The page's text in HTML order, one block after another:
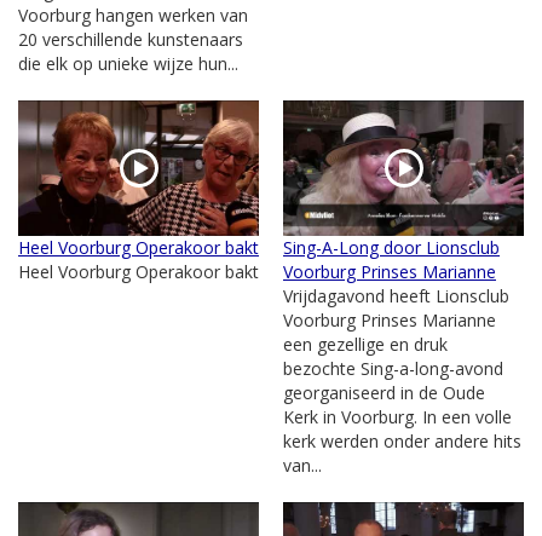
Voorburg hangen werken van
20 verschillende kunstenaars
die elk op unieke wijze hun...
Heel Voorburg Operakoor bakt
Heel Voorburg Operakoor bakt
Sing-A-Long door Lionsclub
Voorburg Prinses Marianne
Vrijdagavond heeft Lionsclub
Voorburg Prinses Marianne
een gezellige en druk
bezochte Sing-a-long-avond
georganiseerd in de Oude
Kerk in Voorburg. In een volle
kerk werden onder andere hits
van...